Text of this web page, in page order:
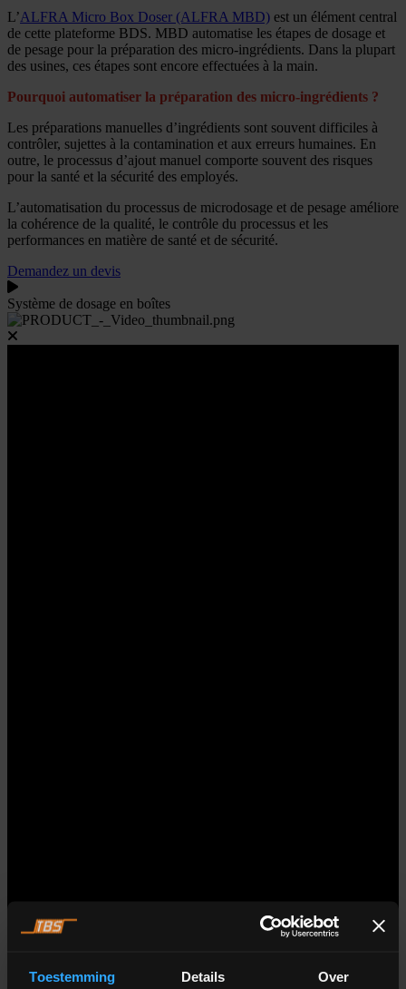
Toestemming Details Over
L’ALFRA Micro Box Doser (ALFRA MBD) est un élément central
de cette plateforme BDS. MBD automatise les étapes de dosage et
de pesage pour la préparation des micro-ingrédients. Dans la plupart
des usines, ces étapes sont encore effectuées à la main.
Pourquoi automatiser la préparation des micro-ingrédients ?
Les préparations manuelles d’ingrédients sont souvent difficiles à
contrôler, sujettes à la contamination et aux erreurs humaines. En
outre, le processus d’ajout manuel comporte souvent des risques
pour la santé et la sécurité des employés.
L’automatisation du processus de microdosage et de pesage améliore
la cohérence de la qualité, le contrôle du processus et les
performances en matière de santé et de sécurité.
Demandez un devis
Système de dosage en boîtes